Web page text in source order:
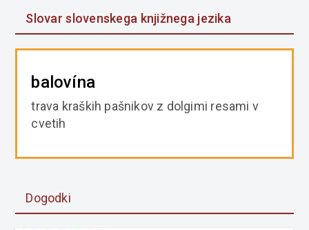
Slovar slovenskega knjižnega jezika
balovína
trava kraških pašnikov z dolgimi resami v
cvetih
Dogodki